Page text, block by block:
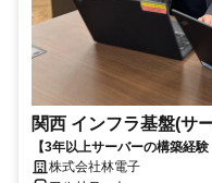
関西 インフラ基盤(サ
【3年以上サーバーの構築経
株式会社林電子